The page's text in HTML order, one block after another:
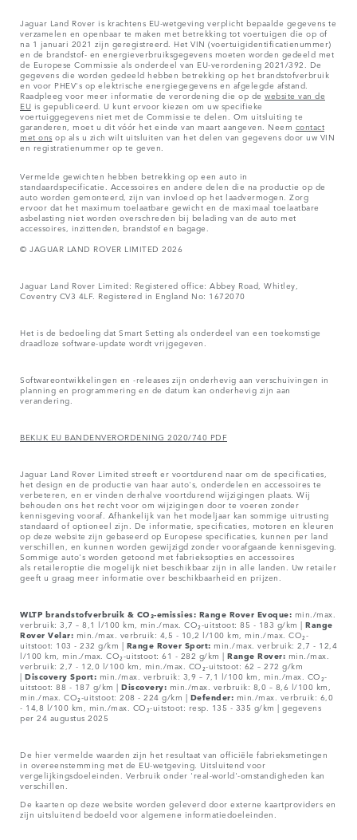
Jaguar Land Rover is krachtens EU-wetgeving verplicht bepaalde gegevens te
verzamelen en openbaar te maken met betrekking tot voertuigen die op of
na 1 januari 2021 zijn geregistreerd. Het VIN (voertuigidentificatienummer)
en de brandstof- en energieverbruiksgegevens moeten worden gedeeld met
de Europese Commissie als onderdeel van EU-verordening 2021/392. De
gegevens die worden gedeeld hebben betrekking op het brandstofverbruik
en voor PHEV's op elektrische energiegegevens en afgelegde afstand.
Raadpleeg voor meer informatie de verordening die op dewebsite van de
EU is gepubliceerd. U kunt ervoor kiezen om uw specifieke
voertuiggegevens niet met de Commissie te delen. Om uitsluiting te
garanderen, moet u dit vóór het einde van maart aangeven. Neem contact
met ons op als u zich wilt uitsluiten van het delen van gegevens door uw VIN
en registratienummer op te geven.
Vermelde gewichten hebben betrekking op een auto in
standaardspecificatie. Accessoires en andere delen die na productie op de
auto worden gemonteerd, zijn van invloed op het laadvermogen. Zorg
ervoor dat het maximum toelaatbare gewicht en de maximaal toelaatbare
asbelasting niet worden overschreden bij belading van de auto met
accessoires, inzittenden, brandstof en bagage.
© JAGUAR LAND ROVER LIMITED 2026
Jaguar Land Rover Limited: Registered office: Abbey Road, Whitley,
Coventry CV3 4LF. Registered in England No: 1672070
Het is de bedoeling dat Smart Setting als onderdeel van een toekomstige
draadloze software-update wordt vrijgegeven.
Softwareontwikkelingen en -releases zijn onderhevig aan verschuivingen in
planning en programmering en de datum kan onderhevig zijn aan
verandering.
BEKIJK EU BANDENVERORDENING 2020/740 PDF
Jaguar Land Rover Limited streeft er voortdurend naar om de specificaties,
het design en de productie van haar auto's, onderdelen en accessoires te
verbeteren, en er vinden derhalve voortdurend wijzigingen plaats. Wij
behouden ons het recht voor om wijzigingen door te voeren zonder
kennisgeving vooraf. Afhankelijk van het modeljaar kan sommige uitrusting
standaard of optioneel zijn. De informatie, specificaties, motoren en kleuren
op deze website zijn gebaseerd op Europese specificaties, kunnen per land
verschillen, en kunnen worden gewijzigd zonder voorafgaande kennisgeving.
Sommige auto's worden getoond met fabrieksopties en accessoires
als retaileroptie die mogelijk niet beschikbaar zijn in alle landen. Uw retailer
geeft u graag meer informatie over beschikbaarheid en prijzen.
WLTP brandstofverbruik & CO₂-emissies: Range Rover Evoque: min./max.
verbruik: 3,7 – 8,1 l/100 km, min./max. CO₂-uitstoot: 85 - 183 g/km | Range
Rover Velar: min./max. verbruik: 4,5 - 10,2 l/100 km, min./max. CO₂-
uitstoot: 103 - 232 g/km | Range Rover Sport: min./max. verbruik: 2,7 - 12,4
l/100 km, min./max. CO₂-uitstoot: 61 - 282 g/km | Range Rover: min./max.
verbruik: 2,7 - 12,0 l/100 km, min./max. CO₂-uitstoot: 62 – 272 g/km
| Discovery Sport: min./max. verbruik: 3,9 – 7,1 l/100 km, min./max. CO₂-
uitstoot: 88 - 187 g/km | Discovery: min./max. verbruik: 8,0 – 8,6 l/100 km,
min./max. CO₂-uitstoot: 208 - 224 g/km | Defender: min./max. verbruik: 6,0
- 14,8 l/100 km, min./max. CO₂-uitstoot: resp. 135 - 335 g/km | gegevens
per 24 augustus 2025
De hier vermelde waarden zijn het resultaat van officiële fabrieksmetingen
in overeenstemming met de EU-wetgeving. Uitsluitend voor
vergelijkingsdoeleinden. Verbruik onder 'real-world'-omstandigheden kan
verschillen.
De kaarten op deze website worden geleverd door externe kaartproviders en
zijn uitsluitend bedoeld voor algemene informatiedoeleinden.